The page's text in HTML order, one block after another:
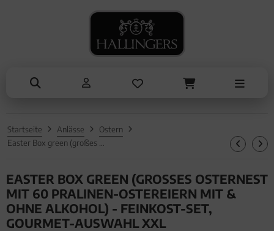
Startseite Anlässe
Ostern
EASTER BOX GREEN (GROSSES OSTERNEST M
IT 60 PRALINEN-OSTEREIERN MIT & O
HNE ALKOHOL) - FEINKOST-SET, G
OURMET-AUSWAHL XXL
SOMMER
ALLES ANZEIGEN AUS SOMMER
Genüsse
Liköre
TRINKEN
ALLES ANZEIGEN AUS TRINKEN
Kaffee
NASCHEN
ALLES ANZEIGEN AUS NASCHEN
Pralinen
Müsli
KOCHEN
Essig & Öl
Brot & Pasta